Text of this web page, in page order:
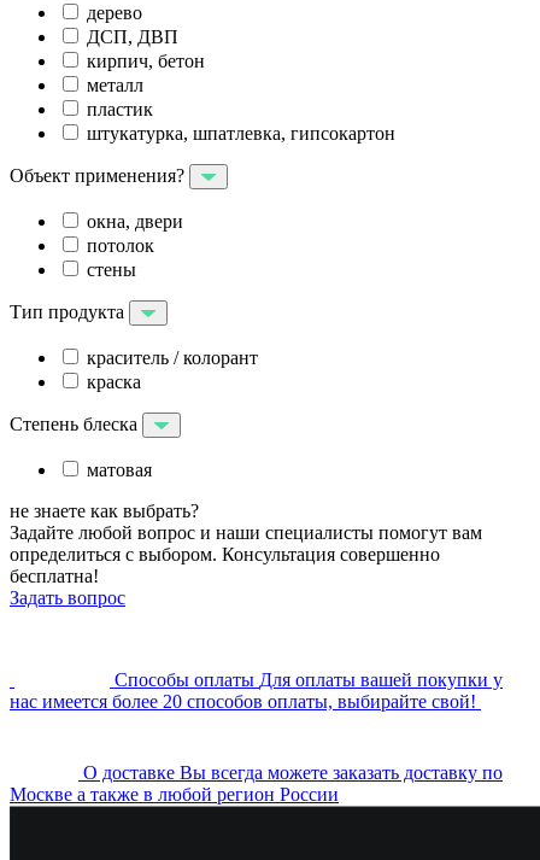
дерево
ДСП, ДВП
кирпич, бетон
металл
пластик
штукатурка, шпатлевка, гипсокартон
Объект применения?
окна, двери
потолок
стены
Тип продукта
краситель / колорант
краска
Степень блеска
матовая
не знаете как выбрать?
Задайте любой вопрос и наши специалисты помогут вам
определиться с выбором. Консультация совершенно
бесплатна!
Задать вопрос
Cпособы оплаты Для оплаты вашей покупки у
нас имеется более 20 способов оплаты, выбирайте свой!
О доставке Вы всегда можете заказать доставку по
Москве а также в любой регион России